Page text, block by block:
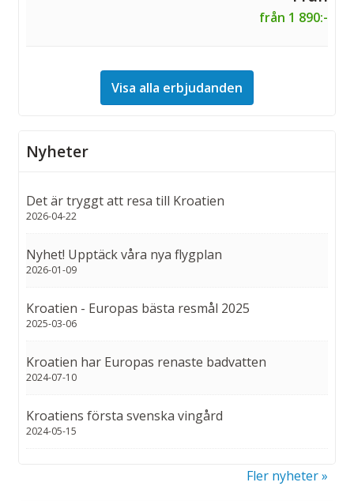
från 1 890:-
Visa alla erbjudanden
Nyheter
Det är tryggt att resa till Kroatien
2026-04-22
Nyhet! Upptäck våra nya flygplan
2026-01-09
Kroatien - Europas bästa resmål 2025
2025-03-06
Kroatien har Europas renaste badvatten
2024-07-10
Kroatiens första svenska vingård
2024-05-15
Fler nyheter